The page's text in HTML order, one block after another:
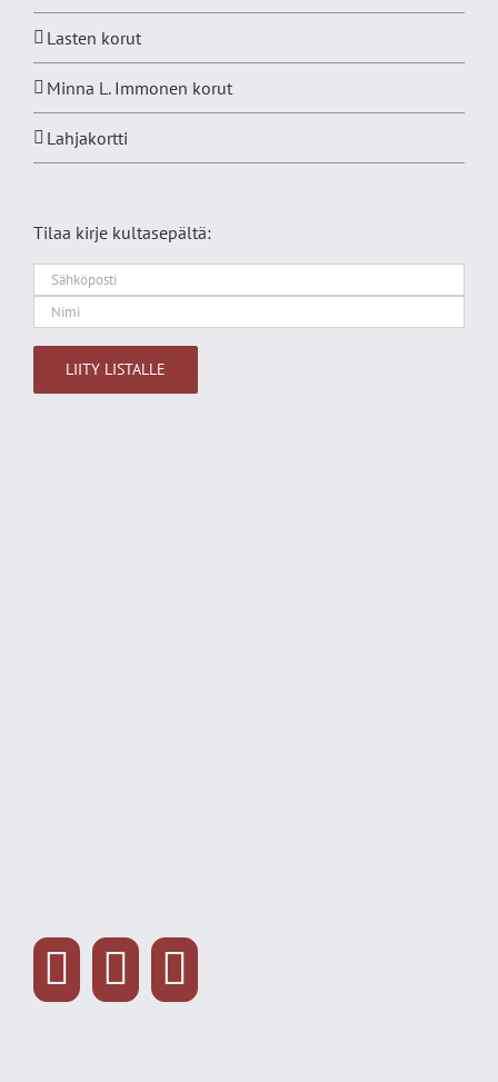
Lasten korut
Minna L. Immonen korut
Lahjakortti
Tilaa kirje kultasepältä: